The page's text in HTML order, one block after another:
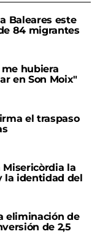
Baleares este
84 migrantes
me hubiera
en Son Moix"
el traspaso
Misericòrdia la
la identidad del
eliminación de
de 2,5